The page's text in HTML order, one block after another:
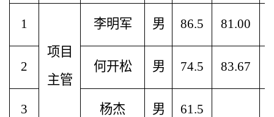
1
项目
主管
李明军 男 86.5 81.00
2 何开松 男 74.5 83.67
3 杨杰 男 61.5